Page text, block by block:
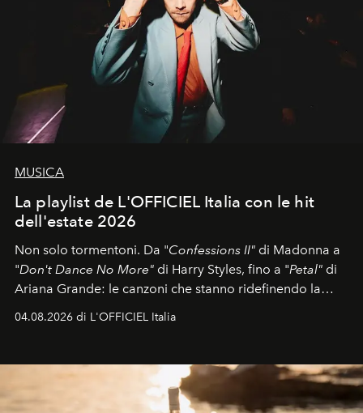
MUSICA
La playlist de L'OFFICIEL Italia con le hit
dell'estate 2026
Non solo tormentoni. Da "Confessions II" di Madonna a
"Don't Dance No More" di Harry Styles, fino a "Petal" di
Ariana Grande: le canzoni che stanno ridefinendo la
colonna sonora della stagione.
04.08.2026 di L'OFFICIEL Italia